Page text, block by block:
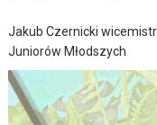
Jakub Czernicki
Juniorów Młodszych